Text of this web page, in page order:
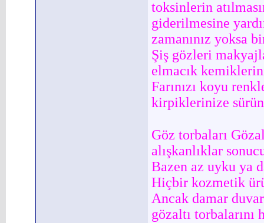
toksinlerin
giderilmesine
zamanınız yoksa
Şiş gözleri
elmacık
Farınızı koyu
kirpiklerinize
Göz torbaları
alışkanlıklar
Bazen az uyku ya
Hiçbir kozmetik
Ancak damar
gözaltı